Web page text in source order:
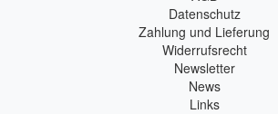
Datenschutz
Zahlung und Lieferung
Widerrufsrecht
Newsletter
News
Links